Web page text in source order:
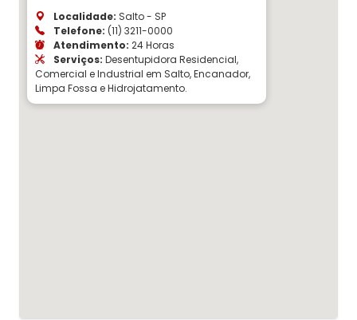
Localidade: Salto - SP
Telefone: (11) 3211-0000
Atendimento: 24 Horas
Serviços: Desentupidora Residencial,
Comercial e Industrial em Salto, Encanador,
Limpa Fossa e Hidrojatamento.